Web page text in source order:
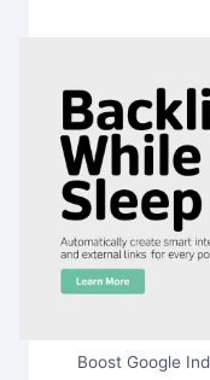
Boost Google